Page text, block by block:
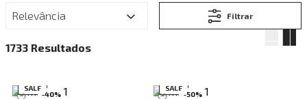
Relevância Filtrar
1733
SALE
-40%
SALE
-50%